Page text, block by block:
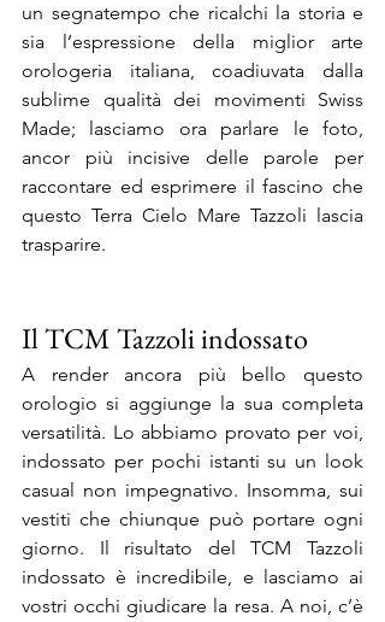
un segnatempo che ricalchi la storia e
sia l’espressione della miglior arte
orologeria italiana, coadiuvata dalla
sublime qualità dei movimenti Swiss
Made; lasciamo ora parlare le foto,
ancor più incisive delle parole per
raccontare ed esprimere il fascino che
questo Terra Cielo Mare Tazzoli lascia
trasparire.
Il TCM Tazzoli indossato
A render ancora più bello questo
orologio si aggiunge la sua completa
versatilità. Lo abbiamo provato per voi,
indossato per pochi istanti su un look
casual non impegnativo. Insomma, sui
vestiti che chiunque può portare ogni
giorno. Il risultato del TCM Tazzoli
indossato è incredibile, e lasciamo ai
vostri occhi giudicare la resa. A noi, c’è